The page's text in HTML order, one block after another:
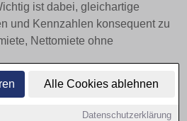
Alle Cookies ablehnen
Datenschutzerklärung
ist dabei, gleichartige
und Kennzahlen konsequent zu
Nettomiete ohne
gleiche Basis, klare